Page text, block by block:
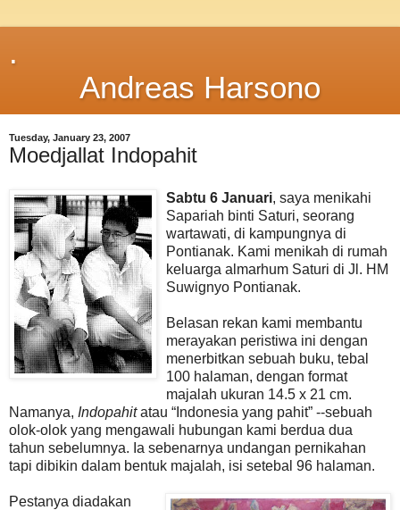
.
Andreas Harsono
Tuesday, January 23, 2007
Moedjallat Indopahit
Sabtu 6 Januari, saya menikahi
Sapariah binti Saturi, seorang
wartawati, di kampungnya di
Pontianak. Kami menikah di rumah
keluarga almarhum Saturi di Jl. HM
Suwignyo Pontianak.
Belasan rekan kami membantu
merayakan peristiwa ini dengan
menerbitkan sebuah buku, tebal
100 halaman, dengan format
majalah ukuran 14.5 x 21 cm.
Namanya, Indopahitatau “Indonesia yang pahit” --sebuah
olok-olok yang mengawali hubungan kami berdua dua
tahun sebelumnya. Ia sebenarnya undangan pernikahan
tapi dibikin dalam bentuk majalah, isi setebal 96 halaman.
Pestanya diadakan